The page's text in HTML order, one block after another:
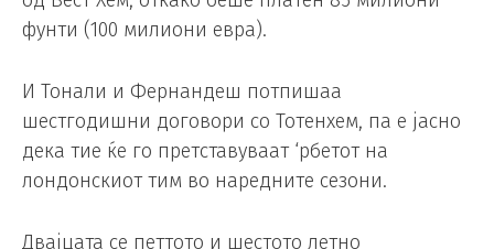
фунти (100 милиони евра).
И Тонали и Фернандеш потпишаа
шестгодишни договори со Тотенхем, па е јасно
дека тие ќе го претставуваат ‘рбетот на
лондонскиот тим во наредните сезони.
Двајцата се петтото и шестото летно